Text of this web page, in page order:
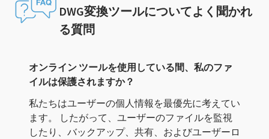
DWG変換ツールについてよく聞かれ
る質問
オンライン ツールを使用している間、私のファ
イルは保護されますか？
私たちはユーザーの個人情報を最優先に考えてい
ます。 したがって、ユーザーのファイルを監視
したり、バックアップ、共有、およびユーザーロ